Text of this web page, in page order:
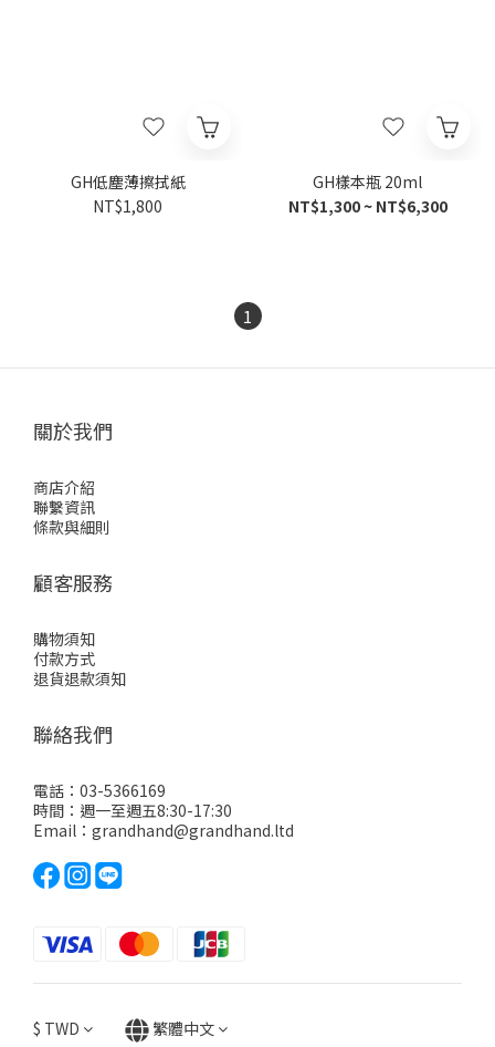
GH低塵薄擦拭紙
NT$1,800
GH樣本瓶 20ml
NT$1,300 ~ NT$6,300
1
關於我們
商店介紹
聯繫資訊
條款與細則
顧客服務
購物須知
付款方式
退貨退款須知
聯絡我們
電話：03-5366169
時間：週一至週五8:30-17:30
Email：grandhand@grandhand.ltd
$ TWD 繁體中文